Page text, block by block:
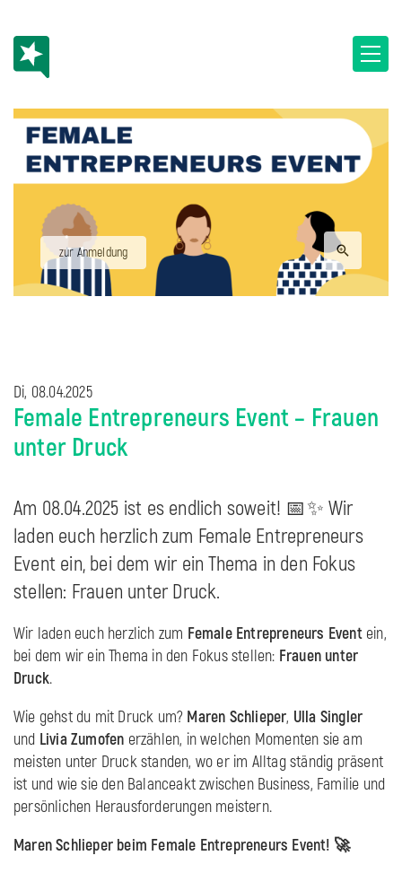
zur Anmeldung
Di, 08.04.2025
Female Entrepreneurs Event – Frauen
unter Druck
Am 08.04.2025 ist es endlich soweit! 📅✨ Wir
laden euch herzlich zum Female Entrepreneurs
Event ein, bei dem wir ein Thema in den Fokus
stellen: Frauen unter Druck.
Wir laden euch herzlich zum Female Entrepreneurs Eventein,
bei dem wir ein Thema in den Fokus stellen: Frauen unter
Druck.
Wie gehst du mit Druck um? Maren Schlieper, Ulla Singler
und Livia Zumofen erzählen, in welchen Momenten sie am
meisten unter Druck standen, wo er im Alltag ständig präsent
ist und wie sie den Balanceakt zwischen Business, Familie und
persönlichen Herausforderungen meistern.
Maren Schlieper beim Female Entrepreneurs Event! 🚀